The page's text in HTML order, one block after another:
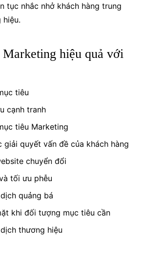
tục nhắc nhở khách hàng trung
hiệu.
Marketing hiệu quả với
tiêu
cạnh tranh
tiêu Marketing
giải quyết vấn đề của khách hàng
chuyển đổi
tối ưu phễu
quảng bá
khi đối tượng mục tiêu cần
thương hiệu